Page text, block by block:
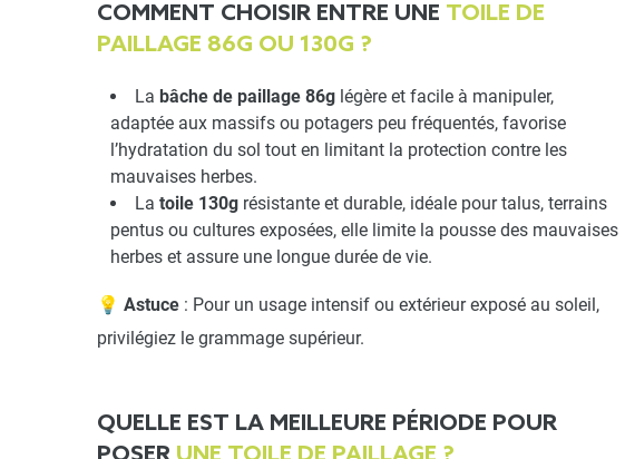
COMMENT CHOISIR ENTRE UNE TOILE DE
PAILLAGE 86G OU 130G ?
La bâche de paillage 86g légère et facile à manipuler,
adaptée aux massifs ou potagers peu fréquentés, favorise
l’hydratation du sol tout en limitant la protection contre les
mauvaises herbes.
La toile 130g résistante et durable, idéale pour talus, terrains
pentus ou cultures exposées, elle limite la pousse des mauvaises
herbes et assure une longue durée de vie.
💡 Astuce : Pour un usage intensif ou extérieur exposé au soleil,
privilégiez le grammage supérieur.
QUELLE EST LA MEILLEURE PÉRIODE POUR